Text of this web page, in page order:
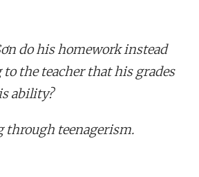
do his homework instead
the teacher that his grades
ability?
through teenagerism.